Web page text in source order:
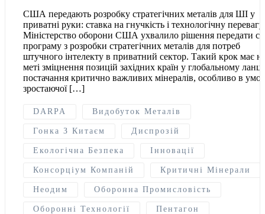
США передають розробку стратегічних металів для ШІ у
приватні руки: ставка на гнучкість і технологічну перевагу
Міністерство оборони США ухвалило рішення передати
програму з розробки стратегічних металів для потреб
штучного інтелекту в приватний сектор. Такий крок має
меті зміцнення позицій західних країн у глобальному
постачання критично важливих мінералів, особливо в
зростаючої […]
DARPA Видобуток Металів
Гонка З Китаєм Диспрозій
Екологічна Безпека Інновації
Консорціум Компаній Критичні Мінерали
Неодим Оборонна Промисловість
Оборонні Технології Пентагон